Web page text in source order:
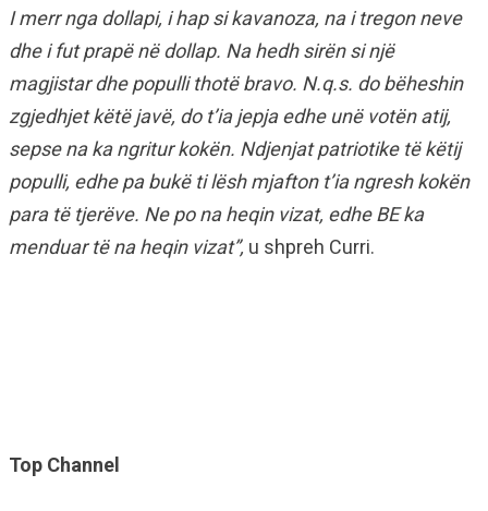
I merr nga dollapi, i hap si kavanoza, na i tregon neve
dhe i fut prapë në dollap. Na hedh sirën si një
magjistar dhe populli thotë bravo. N.q.s. do bëheshin
zgjedhjet këtë javë, do t’ia jepja edhe unë votën atij,
sepse na ka ngritur kokën. Ndjenjat patriotike të këtij
populli, edhe pa bukë ti lësh mjafton t’ia ngresh kokën
para të tjerëve. Ne po na heqin vizat, edhe BE ka
menduar të na heqin vizat”, u shpreh Curri.
Top Channel